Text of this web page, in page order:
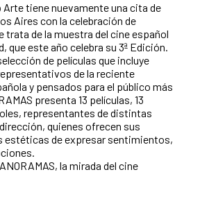
tiene nuevamente una cita de
Aires con la celebración de
trata de la muestra del cine español
que este año celebra su 3ª Edición.
de películas que incluye
de la reciente
y pensados para el público más
presenta 13 películas, 13
representantes de distintas
quienes ofrecen sus
estéticas de expresar sentimientos,
la mirada del cine